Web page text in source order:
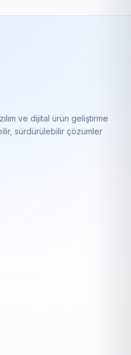
ve dijital ürün geliştirme
sürdürülebilir çözümler